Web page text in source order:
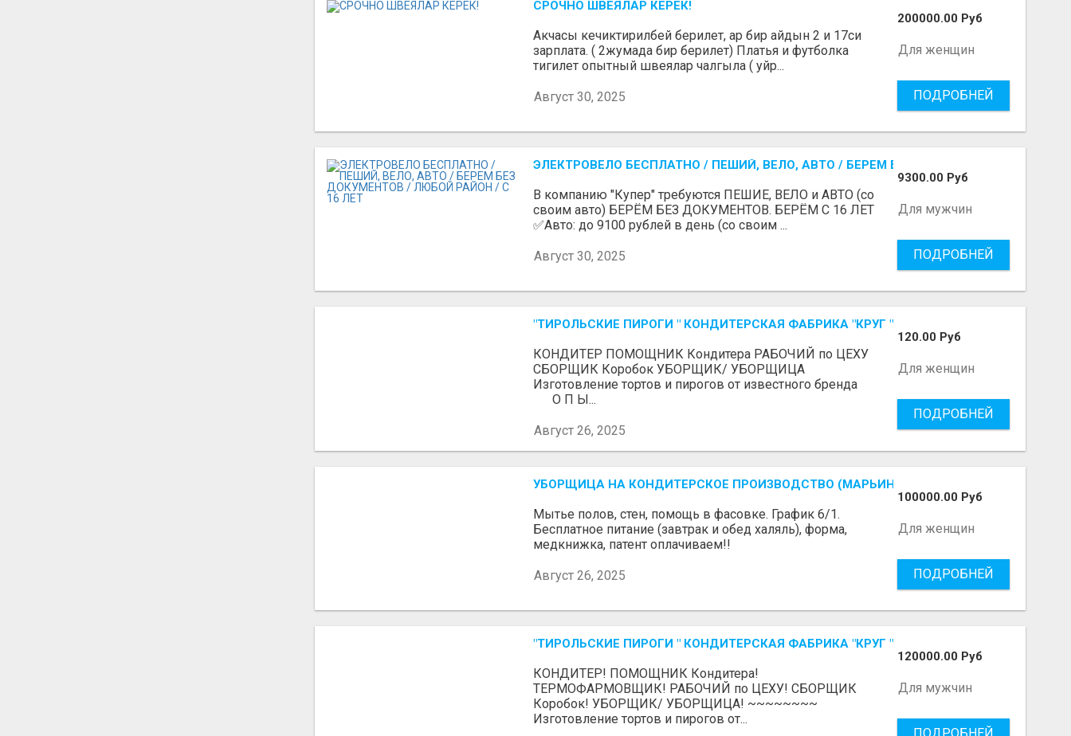
СРОЧНО ШВЕЯЛАР КЕРЕК!
Акчасы кечиктирилбей берилет, ар бир айдын 2 и 17си
зарплата. ( 2жумада бир берилет) Платья и футболка
тигилет опытный швеялар чалгыла ( уйр...
Август 30, 2025
200000.00 Руб
Для женщин
ПОДРОБНЕЙ
ЭЛЕКТРОВЕЛО БЕСПЛАТНО / ПЕШИЙ, ВЕЛО, АВТО / БЕРЕМ БЕЗ ДОКУМЕНТОВ / ЛЮБОЙ
В компанию "Купер" требуются ПЕШИЕ, ВЕЛО и АВТО (со
своим авто) БЕРЁМ БЕЗ ДОКУМЕНТОВ. БЕРЁМ С 16 ЛЕТ
✅Авто: до 9100 рублей в день (со своим ...
Август 30, 2025
9300.00 Руб
Для мужчин
ПОДРОБНЕЙ
"ТИРОЛЬСКИЕ ПИРОГИ " КОНДИТЕРСКАЯ ФАБРИКА "КРУГ "
КОНДИТЕР ПОМОЩНИК Кондитера РАБОЧИЙ по ЦЕХУ
СБОРЩИК Коробок УБОРЩИК/ УБОРЩИЦА
Изготовление тортов и пирогов от известного бренда
О П Ы...
Август 26, 2025
120.00 Руб
Для женщин
ПОДРОБНЕЙ
УБОРЩИЦА НА КОНДИТЕРСКОЕ ПРОИЗВОДСТВО (МАРЬИНО/КУРЬЯНОВО)
Мытье полов, стен, помощь в фасовке. График 6/1.
Бесплатное питание (завтрак и обед халяль), форма,
медкнижка, патент оплачиваем!!
Август 26, 2025
100000.00 Руб
Для женщин
ПОДРОБНЕЙ
"ТИРОЛЬСКИЕ ПИРОГИ " КОНДИТЕРСКАЯ ФАБРИКА "КРУГ "
КОНДИТЕР! ПОМОЩНИК Кондитера!
ТЕРМОФАРМОВЩИК! РАБОЧИЙ по ЦЕХУ! СБОРЩИК
Коробок! УБОРЩИК/ УБОРЩИЦА! ~~~~~~~~
Изготовление тортов и пирогов от...
120000.00 Руб
Для мужчин
ПОДРОБНЕЙ